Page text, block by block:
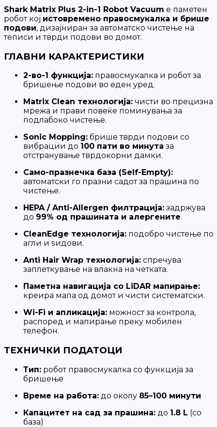
Shark Matrix Plus 2-in-1 Robot Vacuum е паметен
робот кој истовремено правосмукалка и брише
подови, дизајниран за автоматско чистење на
теписи и тврди подови во домот.
ГЛАВНИ КАРАКТЕРИСТИКИ
2-во-1 функција: правосмукалка и робот за
бришење подови во еден уред.
Matrix Clean технологија: чисти во прецизна
мрежа и прави повеќе поминувања за
подлабоко чистење.
Sonic Mopping: брише тврди подови со
вибрации до 100 пати во минута за
отстранување тврдокорни дамки.
Само-празнечка база (Self-Empty):
автоматски го празни садот за прашина по
чистење.
HEPA / Anti-Allergen филтрација: задржува
до 99% од прашината и алергените.
CleanEdge технологија: подобро чистење по
агли и ѕидови.
Anti Hair Wrap технологија: спречува
заплеткување на влакна на четката.
Паметна навигација со LiDAR мапирање:
креира мапа од домот и чисти систематски.
Wi-Fi и апликација: можност за контрола,
распоред и мапирање преку мобилен
телефон.
ТЕХНИЧКИ ПОДАТОЦИ
Тип: робот правосмукалка со функција за
бришење
Време на работа: до околу 85–100 минути
Капацитет на сад за прашина: до 1.8 L (со
база)